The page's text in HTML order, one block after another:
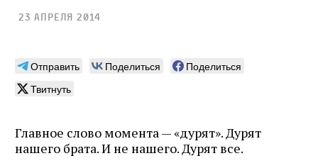
23 апреля 2014
Отправить Поделиться
Поделиться
Твитнуть
Главное слово момента — «дурят». Дурят
нашего брата. И не нашего. Дурят все.